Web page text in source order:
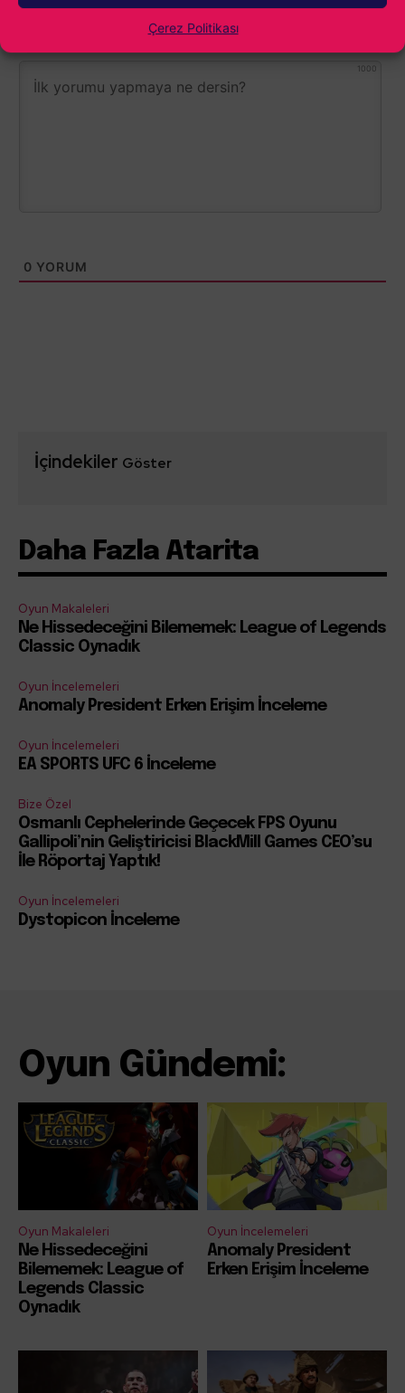
Çerez Politikası
1000
0 YORUM
İçindekiler Göster
Daha Fazla Atarita
Oyun Makaleleri
Ne Hissedeceğini Bilememek: League of Legends
Classic Oynadık
Oyun İncelemeleri
Anomaly President Erken Erişim İnceleme
Oyun İncelemeleri
EA SPORTS UFC 6 İnceleme
Bize Özel
Osmanlı Cephelerinde Geçecek FPS Oyunu
Gallipoli’nin Geliştiricisi BlackMill Games CEO’su
İle Röportaj Yaptık!
Oyun İncelemeleri
Dystopicon İnceleme
Oyun Gündemi:
Oyun Makaleleri
Ne Hissedeceğini
Bilememek: League of
Legends Classic
Oynadık
Oyun İncelemeleri
Anomaly President
Erken Erişim İnceleme